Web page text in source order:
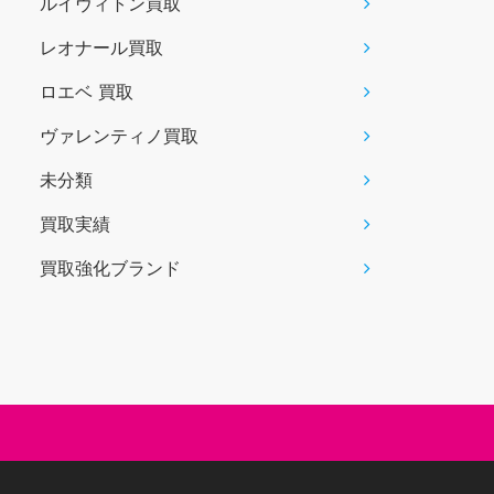
レオナール買取
ロエベ 買取
ヴァレンティノ買取
未分類
買取実績
買取強化ブランド